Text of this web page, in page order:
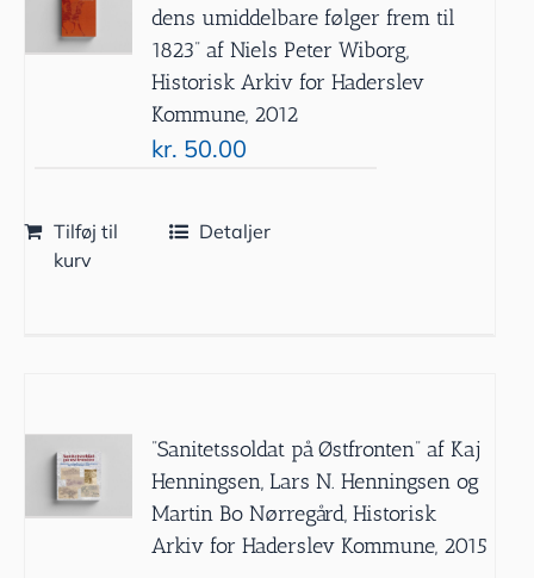
dens umiddelbare følger frem til
1823” af Niels Peter Wiborg,
Historisk Arkiv for Haderslev
Kommune, 2012
kr. 50.00
Tilføj til
kurv
Detaljer
”Sanitetssoldat på Østfronten” af Kaj
Henningsen, Lars N. Henningsen og
Martin Bo Nørregård, Historisk
Arkiv for Haderslev Kommune, 2015